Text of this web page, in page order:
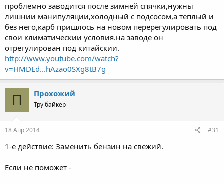
проблемно заводится после зимней спячки,нужны
лишнии манипуляции,холодный с подсосом,а теплый и
без него,карб пришлось на новом перерегулировать под
свои климатическии условия.на заводе он
отрегулирован под китайскии.
http://www.youtube.com/watch?
v=HMDEd...hAzao0SXg8tB7g
П Прохожий
Тру байкер
18 Апр 2014 #31
1-е действие: Заменить бензин на свежий.
Если не поможет -